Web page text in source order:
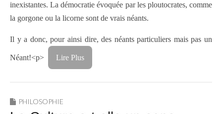
inexistantes. La démocratie évoquée par les ploutocrates, comme
la gorgone ou la licorne sont de vrais néants.
Il y a donc, pour ainsi dire, des néants particuliers mais pas un
Néant!<p> Lire Plus
PHILOSOPHIE